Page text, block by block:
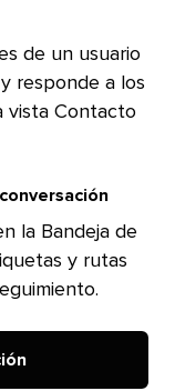
de un usuario
responde a los
vista Contacto
la Bandeja de
y rutas